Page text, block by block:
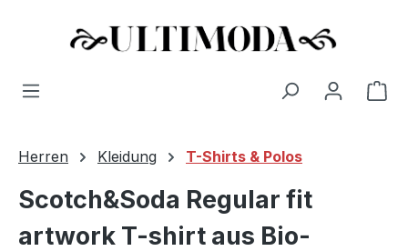
Zum Hauptinhalt springen
Herren Kleidung T-Shirts & Polos
Scotch&Soda Regular fit
artwork T-shirt aus Bio-